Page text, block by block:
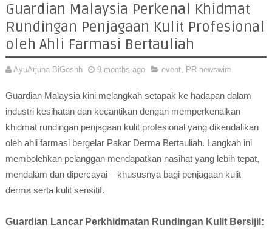
Guardian Malaysia Perkenal Khidmat
Rundingan Penjagaan Kulit Profesional
oleh Ahli Farmasi Bertauliah
AyuArjuna BiGoshh 9 months ago event, PR newswire
Guardian Malaysia kini melangkah setapak ke hadapan dalam
industri kesihatan dan kecantikan dengan memperkenalkan
khidmat rundingan penjagaan kulit profesional yang dikendalikan
oleh ahli farmasi bergelar Pakar Derma Bertauliah. Langkah ini
membolehkan pelanggan mendapatkan nasihat yang lebih tepat,
mendalam dan dipercayai – khususnya bagi penjagaan kulit
derma serta kulit sensitif.
Guardian Lancar Perkhidmatan Rundingan Kulit Bersijil: